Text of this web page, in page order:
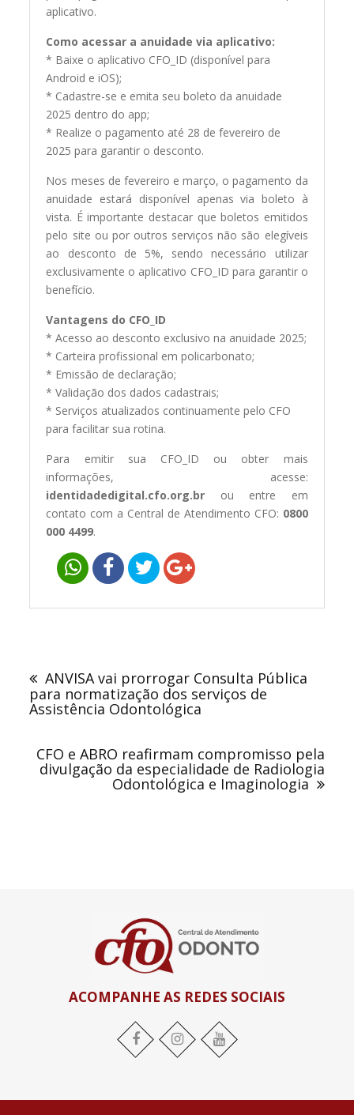
aplicativo.
Como acessar a anuidade via aplicativo:
* Baixe o aplicativo CFO_ID (disponível para
Android e iOS);
* Cadastre-se e emita seu boleto da anuidade
2025 dentro do app;
* Realize o pagamento até 28 de fevereiro de
2025 para garantir o desconto.
Nos meses de fevereiro e março, o pagamento da
anuidade estará disponível apenas via boleto à
vista. É importante destacar que boletos emitidos
pelo site ou por outros serviços não são elegíveis
ao desconto de 5%, sendo necessário utilizar
exclusivamente o aplicativo CFO_ID para garantir o
benefício.
Vantagens do CFO_ID
* Acesso ao desconto exclusivo na anuidade 2025;
* Carteira profissional em policarbonato;
* Emissão de declaração;
* Validação dos dados cadastrais;
* Serviços atualizados continuamente pelo CFO
para facilitar sua rotina.
Para emitir sua CFO_ID ou obter mais
informações, acesse:
identidadedigital.cfo.org.br ou entre em
contato com a Central de Atendimento CFO: 0800
000 4499.
PostANVISA vai prorrogar Consulta Pública
para normatização dos serviços de
Assistência Odontológica
CFO e ABRO reafirmam compromisso pela
divulgação da especialidade de Radiologia
Odontológica e Imaginologia
ACOMPANHE AS REDES SOCIAIS
Facebook Instagram YouTube